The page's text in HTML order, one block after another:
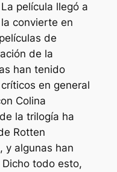
La película llegó a
convierte en
de
de la
han tenido
en general
Colina
la trilogía ha
Rotten
y algunas han
todo esto,